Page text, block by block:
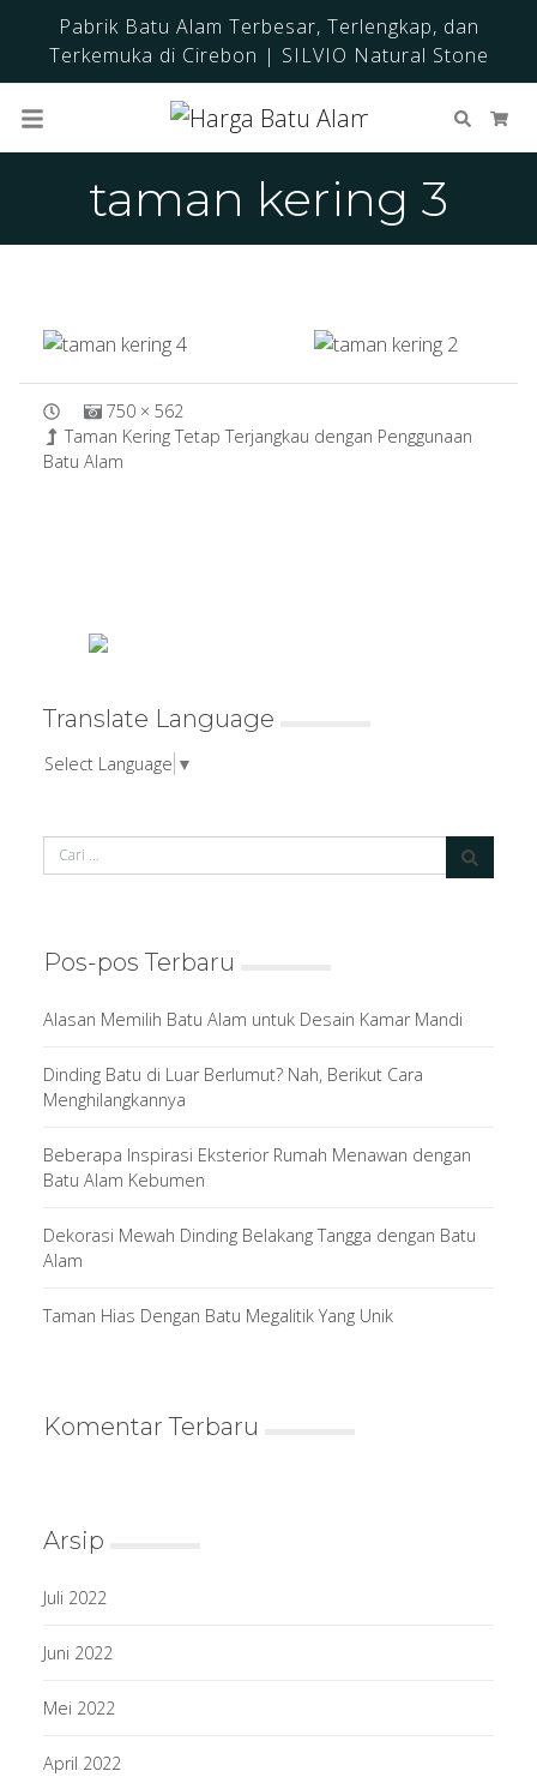
Pabrik Batu Alam Terbesar, Terlengkap, dan
Terkemuka di Cirebon | SILVIO Natural Stone
Cari
taman kering 3
750 × 562
Taman Kering Tetap Terjangkau dengan Penggunaan
Batu Alam
Translate Language
Select Language ▼
Pos-pos Terbaru
Alasan Memilih Batu Alam untuk Desain Kamar Mandi
Dinding Batu di Luar Berlumut? Nah, Berikut Cara
Menghilangkannya
Beberapa Inspirasi Eksterior Rumah Menawan dengan
Batu Alam Kebumen
Dekorasi Mewah Dinding Belakang Tangga dengan Batu
Alam
Taman Hias Dengan Batu Megalitik Yang Unik
Komentar Terbaru
Arsip
Juli 2022
Juni 2022
Mei 2022
April 2022